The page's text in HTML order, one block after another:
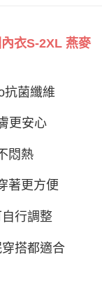
示為準，若有關於
繫「AFTEE先享後付
後付」服務完成之交
相關給付款項請求債
同意方可使用
本公司不負相關責
戶狀況，依本公司即
現惡意使用之情形，
衣S-2XL 燕麥
抗菌纖維
更安心
悶熱
著更方便
行調整
搭都適合